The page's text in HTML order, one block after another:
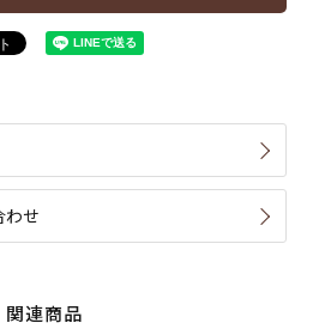
わせ
関連商品